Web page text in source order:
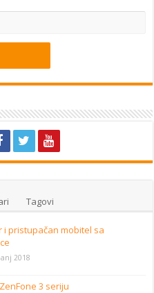
Tagovi
i pristupačan mobitel sa
2018
3 seriju